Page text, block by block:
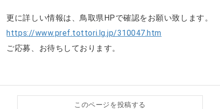
更に詳しい情報は、鳥取県HPで確認をお願い致します。
https://www.pref.tottori.lg.jp/310047.htm
ご応募、お待ちしております。
このページを投稿する